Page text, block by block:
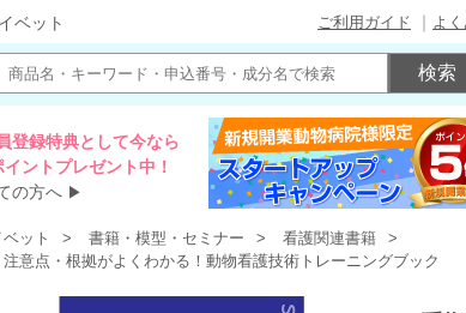
ベット ご利用ガイド よ
登録特典として今なら
ントプレゼント中！
の方へ ▶
ット 書籍・模型・セミナー
看護関連書籍
意点・根拠がよくわかる！動物看護技術トレーニングブック